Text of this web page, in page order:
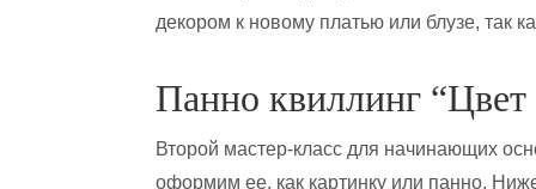
декором к новому платью или блузе, так
Панно квиллинг
Второй мастер-класс для начинающих
оформим ее, как картинку или панно.